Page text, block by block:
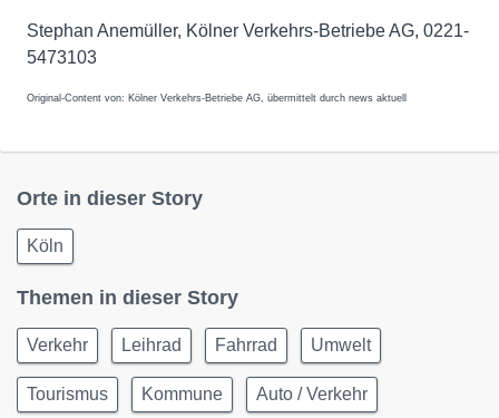
Stephan Anemüller, Kölner Verkehrs-Betriebe AG, 0221-
5473103
Original-Content von: Kölner Verkehrs-Betriebe AG, übermittelt durch news aktuell
Orte in dieser Story
Köln
Themen in dieser Story
Verkehr Leihrad Fahrrad Umwelt
Tourismus Kommune Auto / Verkehr